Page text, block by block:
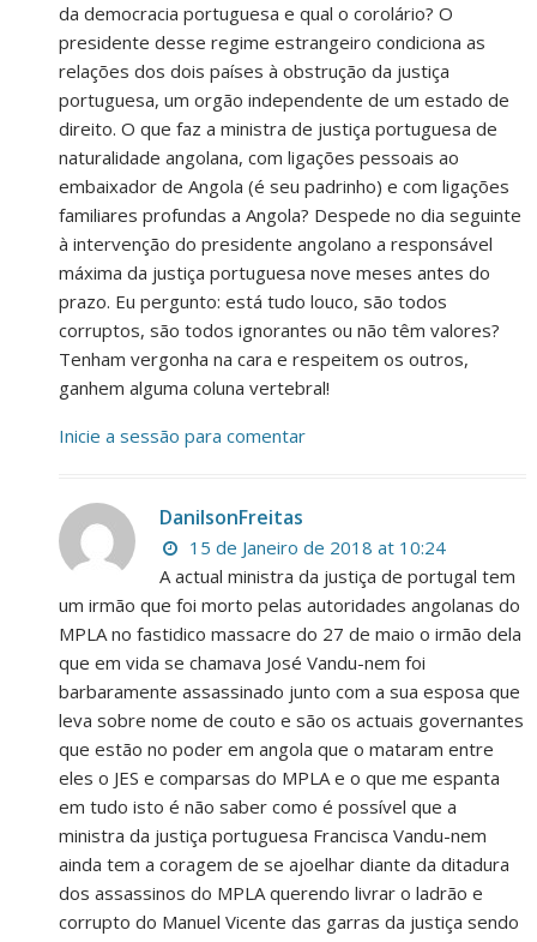
da democracia portuguesa e qual o corolário? O
presidente desse regime estrangeiro condiciona as
relações dos dois países à obstrução da justiça
portuguesa, um orgão independente de um estado de
direito. O que faz a ministra de justiça portuguesa de
naturalidade angolana, com ligações pessoais ao
embaixador de Angola (é seu padrinho) e com ligações
familiares profundas a Angola? Despede no dia seguinte
à intervenção do presidente angolano a responsável
máxima da justiça portuguesa nove meses antes do
prazo. Eu pergunto: está tudo louco, são todos
corruptos, são todos ignorantes ou não têm valores?
Tenham vergonha na cara e respeitem os outros,
ganhem alguma coluna vertebral!
Inicie a sessão para comentar
DanilsonFreitas
15 de Janeiro de 2018 at 10:24
A actual ministra da justiça de portugal tem
um irmão que foi morto pelas autoridades angolanas do
MPLA no fastidico massacre do 27 de maio o irmão dela
que em vida se chamava José Vandu-nem foi
barbaramente assassinado junto com a sua esposa que
leva sobre nome de couto e são os actuais governantes
que estão no poder em angola que o mataram entre
eles o JES e comparsas do MPLA e o que me espanta
em tudo isto é não saber como é possível que a
ministra da justiça portuguesa Francisca Vandu-nem
ainda tem a coragem de se ajoelhar diante da ditadura
dos assassinos do MPLA querendo livrar o ladrão e
corrupto do Manuel Vicente das garras da justiça sendo